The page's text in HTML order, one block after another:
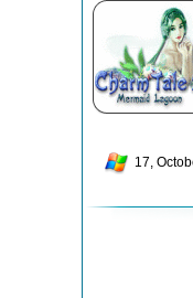
17,